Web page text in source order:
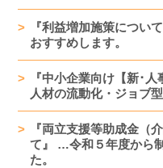
『利益増加施策につい
おすすめします。
『中小企業向け【新･
人材の流動化・ジョブ
『両立支援等助成金（
て』 …令和５年度から
た。